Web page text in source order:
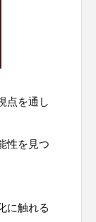
点を通し
性を見つ
に触れる